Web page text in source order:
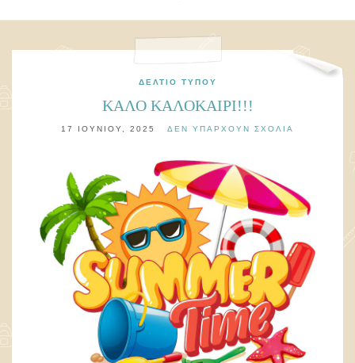
ΔΕΛΤΊΟ ΤΎΠΟΥ
KΑΛΟ ΚΑΛΟΚΑΙΡΙ!!!
17 ΙΟΥΝΊΟΥ, 2025 ΔΕΝ ΥΠΆΡΧΟΥΝ ΣΧΌΛΙΑ